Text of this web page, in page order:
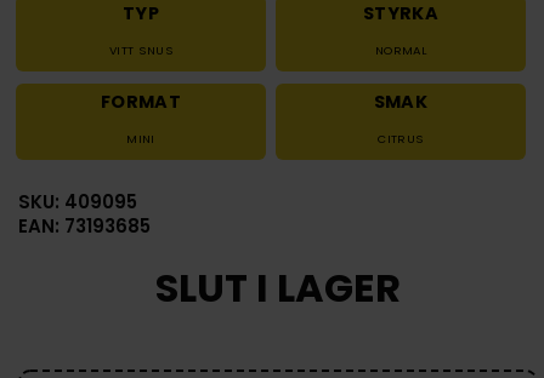
TYP
VITT SNUS
STYRKA
NORMAL
FORMAT
MINI
SMAK
CITRUS
SKU: 409095
EAN: 73193685
SLUT I LAGER